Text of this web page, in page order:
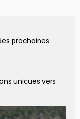
prochaines
uniques vers